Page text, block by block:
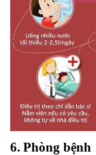
6. Phòng bệnh